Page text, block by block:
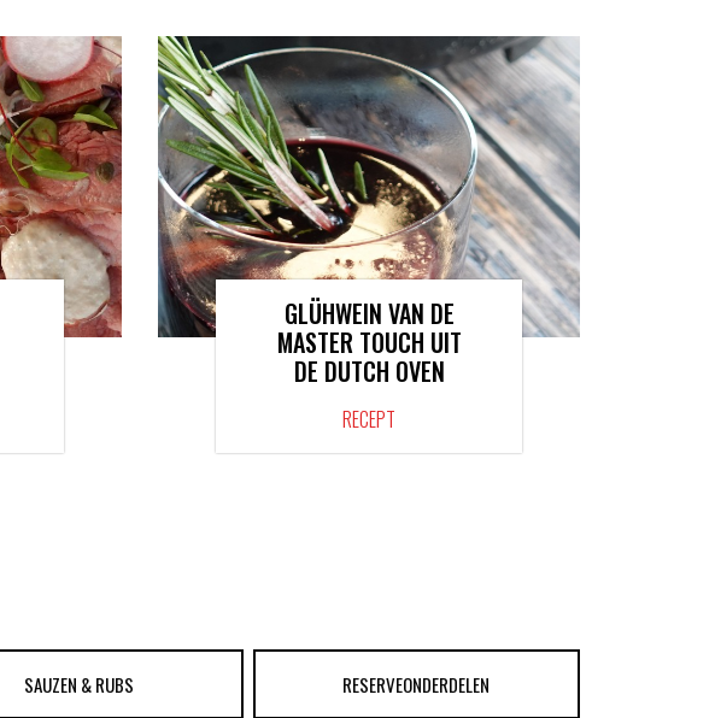
GLÜHWEIN VAN DE
MASTER TOUCH UIT
DE DUTCH OVEN
RECEPT
SAUZEN & RUBS RESERVEONDERDELEN